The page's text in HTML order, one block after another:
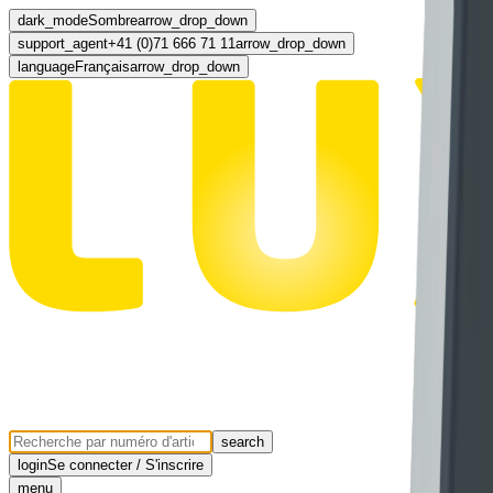
dark_modeSombrearrow_drop_down
support_agent+41 (0)71 666 71 11arrow_drop_down
languageFrançaisarrow_drop_down
search
loginSe connecter / S'inscrire
menu